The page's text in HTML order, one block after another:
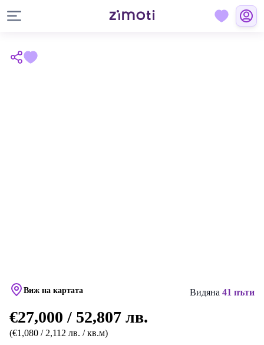
Виж на картата Видяна 41 пъти
€27,000 / 52,807 лв.
(€1,080 / 2,112 лв. / кв.м)